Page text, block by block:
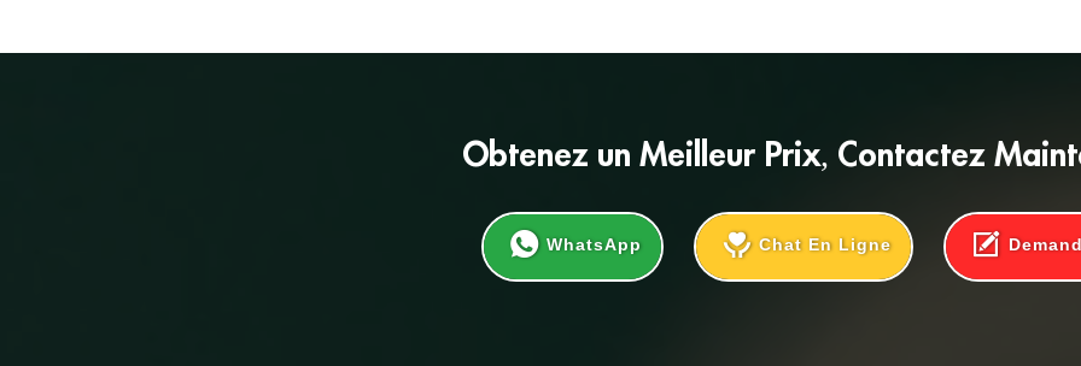
Obtenez un Meilleur Prix, Contactez
WhatsApp Chat En Ligne